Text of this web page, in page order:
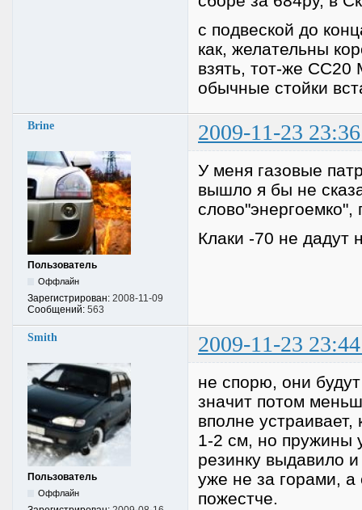
с подвеской до
как, желательны
взять, тот-же СС20
обычные стойки
Brine 2009-11-23
Пользователь
Оффлайн
Зарегистрирован: 2008-11-09
Сообщений: 563
У меня газовые
вышло я бы не
Клаки -70 не дадут
Smith 2009-11-23
Пользователь
Оффлайн
не спорю, они
значит потом
вполне устраивает,
1-2 см, но пружины
резинку выдавило
уже не за горами, а
пожестче.